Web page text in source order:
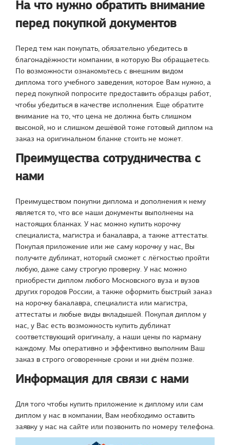
На что нужно обратить внимание
перед покупкой документов
Перед тем как покупать, обязательно убедитесь в
благонадёжности компании, в которую Вы обращаетесь.
По возможности ознакомьтесь с внешним видом
диплома того учебного заведения, которое Вам нужно, а
перед покупкой попросите предоставить образцы работ,
чтобы убедиться в качестве исполнения. Еще обратите
внимание на то, что цена не должна быть слишком
высокой, но и слишком дешёвой тоже готовый диплом на
заказ на оригинальном бланке стоить не может.
Преимущества сотрудничества с
нами
Преимуществом покупки диплома и дополнения к нему
является то, что все наши документы выполнены на
настоящих бланках. У нас можно купить корочку
специалиста, магистра и бакалавра, а также аттестаты.
Покупая приложение или же саму корочку у нас, Вы
получите дубликат, который сможет с лёгкостью пройти
любую, даже саму строгую проверку. У нас можно
приобрести диплом любого Московского вуза и вузов
других городов России, а также оформить быстрый заказ
на корочку бакалавра, специалиста или магистра,
аттестаты и любые виды вкладышей. Покупая диплом у
нас, у Вас есть возможность купить дубликат
соответствующий оригиналу, а наши цены по карману
каждому. Мы оперативно и эффективно выполним Ваш
заказ в строго оговоренные сроки и ни днём позже.
Информация для связи с нами
Для того чтобы купить приложение к диплому или сам
диплом у нас в компании, Вам необходимо оставить
заявку у нас на сайте или позвонить по номеру телефона.